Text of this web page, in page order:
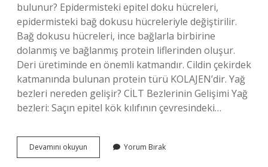
bulunur? Epidermisteki epitel doku hücreleri,
epidermisteki bağ dokusu hücreleriyle değiştirilir.
Bağ dokusu hücreleri, ince bağlarla birbirine
dolanmış ve bağlanmış protein liflerinden oluşur.
Deri üretiminde en önemli katmandır. Cildin çekirdek
katmanında bulunan protein türü KOLAJEN’dir. Yağ
bezleri nereden gelişir? CİLT Bezlerinin Gelişimi Yağ
bezleri: Saçın epitel kök kılıfının çevresindeki…
Devamını okuyun
Bezleri
Yorum Bırak